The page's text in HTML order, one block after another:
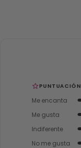
PUNTUACIÓN
Me encanta
Me gusta
Indiferente
No me gusta